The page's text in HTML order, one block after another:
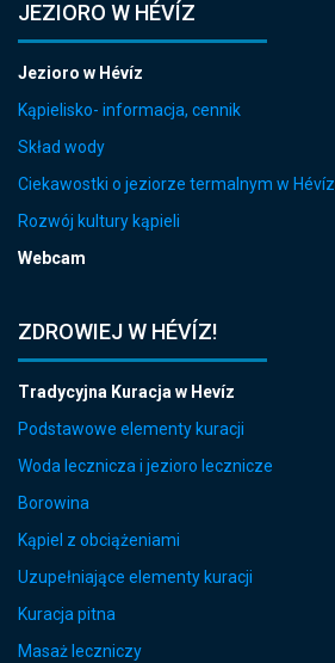
JEZIORO W HÉVÍZ
Jezioro w Hévíz
Kąpielisko- informacja, cennik
Skład wody
Ciekawostki o jeziorze termalnym w Hévíz
Rozwój kultury kąpieli
Webcam
ZDROWIEJ W HÉVÍZ!
Tradycyjna Kuracja w Hevíz
Podstawowe elementy kuracji
Woda lecznicza i jezioro lecznicze
Borowina
Kąpiel z obciążeniami
Uzupełniające elementy kuracji
Kuracja pitna
Masaż leczniczy